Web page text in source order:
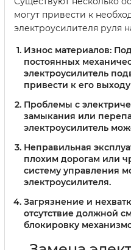
могут привести к
электроусилителя руля
Износ материалов:
постоянных
электроусилитель
привести к его
Проблемы с
замыкания или
электроусилитель
Неправильная
плохим дорогам или
систему управления
электроусилителя.
Загрязнение и
отсутствие должной
блокировку